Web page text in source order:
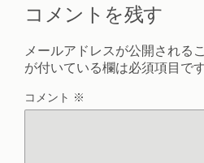
コメントを残す
メールアドレスが公開される
が付いている欄は必須項目で
コメント ※